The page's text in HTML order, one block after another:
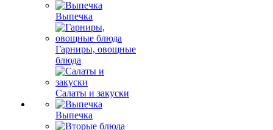
Выпечка
Гарниры, овощные
блюда
Салаты и закуски
Выпечка